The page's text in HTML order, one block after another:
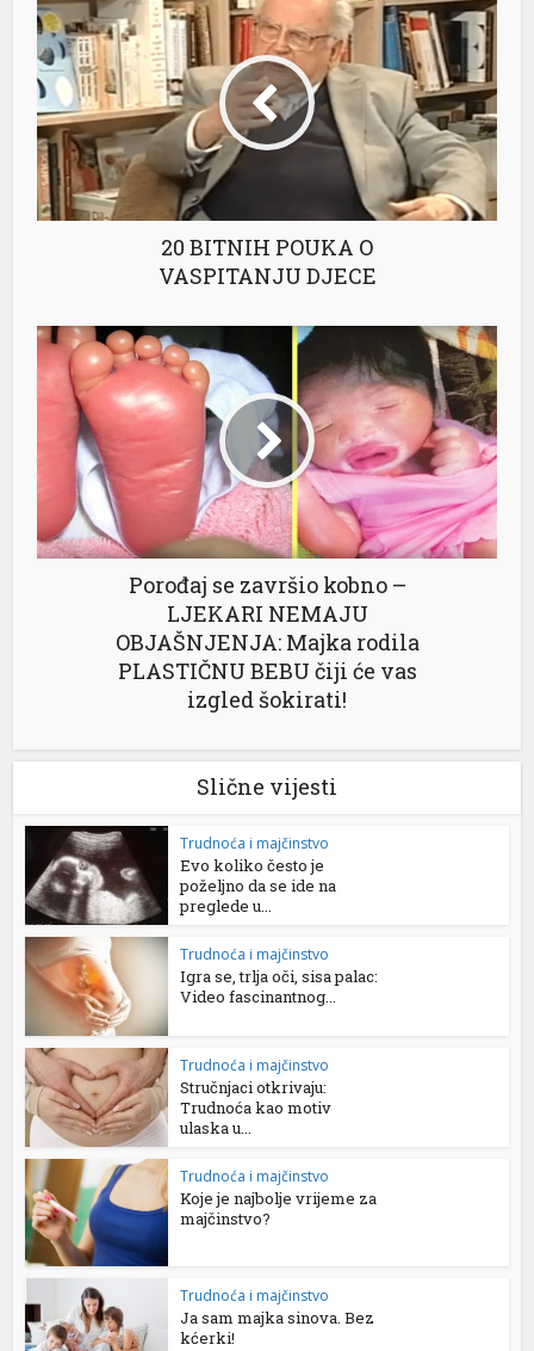
20 BITNIH POUKA O
VASPITANJU DJECE
Porođaj se završio kobno –
LJEKARI NEMAJU
OBJAŠNJENJA: Majka rodila
PLASTIČNU BEBU čiji će vas
izgled šokirati!
Slične vijesti
Trudnoća i majčinstvo
Evo koliko često je
poželjno da se ide na
preglede u...
Trudnoća i majčinstvo
Igra se, trlja oči, sisa palac:
Video fascinantnog...
Trudnoća i majčinstvo
Stručnjaci otkrivaju:
Trudnoća kao motiv
ulaska u...
Trudnoća i majčinstvo
Koje je najbolje vrijeme za
majčinstvo?
Trudnoća i majčinstvo
Ja sam majka sinova. Bez
kćerki!